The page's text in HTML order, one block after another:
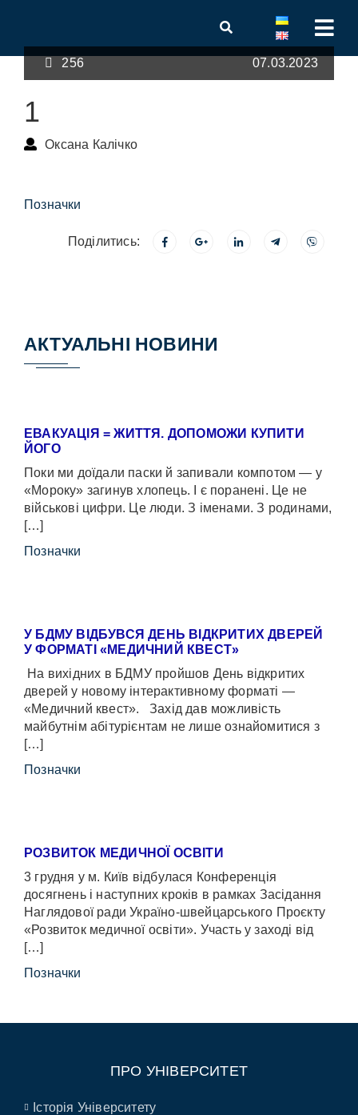
256 07.03.2023
1
Оксана Калічко
Позначки
Поділитись:
АКТУАЛЬНІ НОВИНИ
ЕВАКУАЦІЯ = ЖИТТЯ. ДОПОМОЖИ КУПИТИ
ЙОГО
Поки ми доїдали паски й запивали компотом — у
«Мороку» загинув хлопець. І є поранені. Це не
військові цифри. Це люди. З іменами. З родинами,
[…]
Позначки
У БДМУ ВІДБУВСЯ ДЕНЬ ВІДКРИТИХ ДВЕРЕЙ
У ФОРМАТІ «МЕДИЧНИЙ КВЕСТ»
На вихідних в БДМУ пройшов День відкритих
дверей у новому інтерактивному форматі —
«Медичний квест». Захід дав можливість
майбутнім абітурієнтам не лише ознайомитися з
[…]
Позначки
РОЗВИТОК МЕДИЧНОЇ ОСВІТИ
3 грудня у м. Київ відбулася Конференція
досягнень і наступних кроків в рамках Засідання
Наглядової ради Україно-швейцарського Проєкту
«Розвиток медичної освіти». Участь у заході від
[…]
Позначки
ПРО УНІВЕРСИТЕТ
Історія Університету